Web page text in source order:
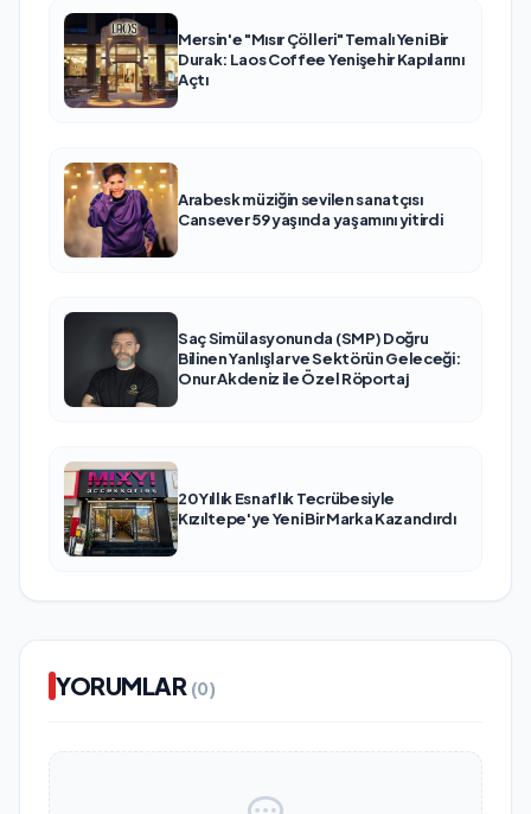
Mersin'e "Mısır Çölleri" Temalı Yeni Bir
Durak: Laos Coffee Yenişehir Kapılarını
Açtı
Arabesk müziğin sevilen sanatçısı
Cansever 59 yaşında yaşamını yitirdi
Saç Simülasyonunda (SMP) Doğru
Bilinen Yanlışlar ve Sektörün Geleceği:
Onur Akdeniz ile Özel Röportaj
20 Yıllık Esnaflık Tecrübesiyle
Kızıltepe'ye Yeni Bir Marka Kazandırdı
YORUMLAR (0)